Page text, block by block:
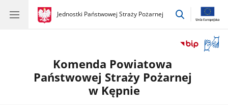
gov.pl
Jednostki Państwowej Straży Pożarnej
gov.pl
Jednostki
przejdź
okno
Komenda Powiatowa
Państwowej Straży Pożarnej
w Kępnie